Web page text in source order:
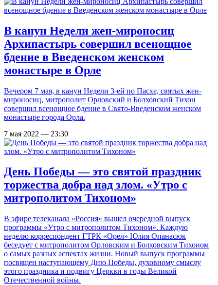
В канун Недели жен-мироносиц
Архипастырь совершил всенощное
бдение в Введенском женском
монастыре в Орле
Вечером 7 мая, в канун Недели 3-ей по Пасхе, святых жен-
мироносиц, митрополит Орловский и Болховский Тихон
совершил всенощное бдение в Свято-Введенском женском
монастыре города Орла.
7 мая 2022 — 23:30
День Победы — это святой праздник
торжества добра над злом. «Утро с
митрополитом Тихоном»
В эфире телеканала «Россия» вышел очередной выпуск
программы «Утро с митрополитом Тихоном». Каждую
неделю корреспондент ГТРК «Орел» Юлия Опанасюк
беседует с митрополитом Орловским и Болховским Тихоном
о самых разных аспектах жизни. Новый выпуск программы
посвящен наступающему Дню Победы, духовному смыслу
этого праздника и подвигу Церкви в годы Великой
Отечественной войны.